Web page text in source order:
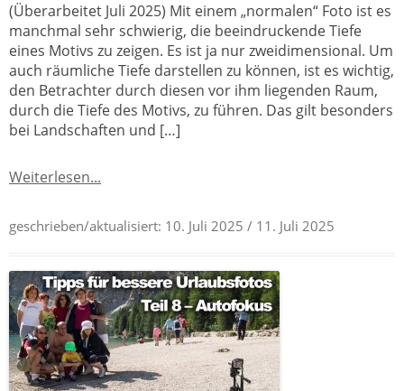
(Überarbeitet Juli 2025) Mit einem „normalen“ Foto ist es
manchmal sehr schwierig, die beeindruckende Tiefe
eines Motivs zu zeigen. Es ist ja nur zweidimensional. Um
auch räumliche Tiefe darstellen zu können, ist es wichtig,
den Betrachter durch diesen vor ihm liegenden Raum,
durch die Tiefe des Motivs, zu führen. Das gilt besonders
bei Landschaften und […]
Weiterlesen...
geschrieben/aktualisiert: 10. Juli 2025 / 11. Juli 2025